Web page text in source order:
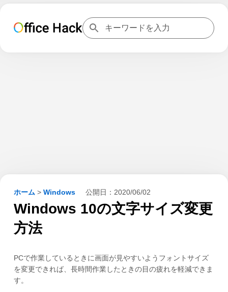
ホーム > Windows 公開日： 2020/06/02
Windows 10の文字サイズ変更
方法
PCで作業しているときに画面が見やすいようフォントサイズ
を変更できれば、長時間作業したときの目の疲れを軽減できま
す。